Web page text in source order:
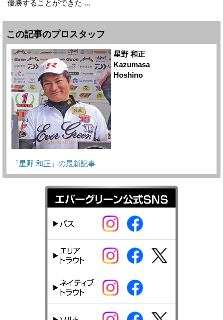
優勝することができた ...
この記事のプロスタッフ
星野 和正
Kazumasa
Hoshino
「星野 和正」の最新記事